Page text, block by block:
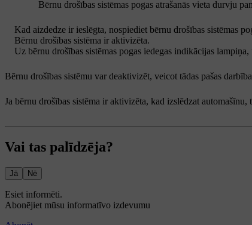
Bērnu drošības sistēmas pogas atrašanās vieta durvju
Kad aizdedze ir ieslēgta, nospiediet bērnu drošības sistēmas
Bērnu drošības sistēma ir aktivizēta.
Uz bērnu drošības sistēmas pogas iedegas indikācijas
Bērnu drošības sistēmu var deaktivizēt, veicot tādas pašas
Ja bērnu drošības sistēma ir aktivizēta, kad izslēdzat
Vai tas palīdzēja?
Jā Nē